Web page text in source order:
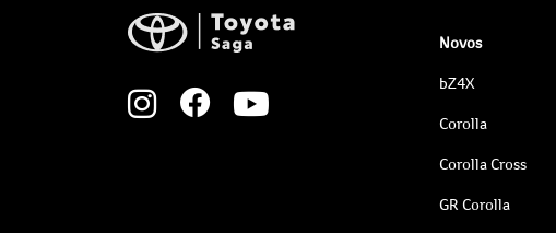
Novos
bZ4X
Corolla
Corolla Cross
GR Corolla